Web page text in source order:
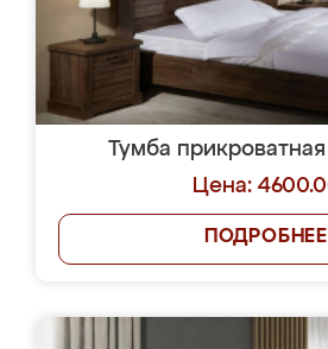
Тумба
Цена:
ПОДРОБНЕЕ